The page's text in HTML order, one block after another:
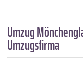
Umzug
Umzugsfirma